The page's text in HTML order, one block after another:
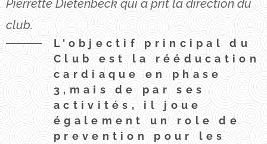
Pierrette Dietenbeck qui a prit la direction du
club.
L'objectif principal du
Club est la rééducation
cardiaque en phase
3,mais de par ses
activités, il joue
également un role de
prevention pour les